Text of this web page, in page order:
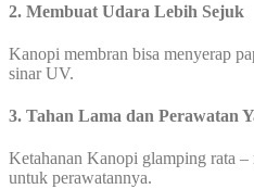
2. Membuat Udara Lebih Sejuk
Kanopi membran bisa menyerap
sinar UV.
3. Tahan Lama dan Perawatan
Ketahanan Kanopi glamping rata –
untuk perawatannya.